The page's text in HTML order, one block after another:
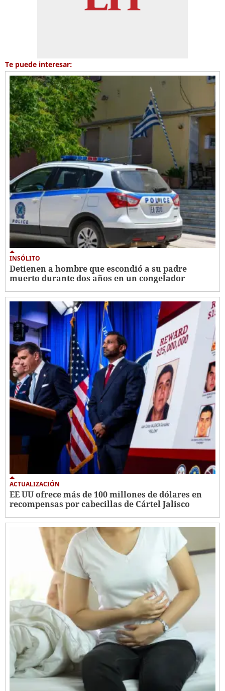
Te puede interesar:
INSÓLITO
Detienen a hombre que escondió a su padre
muerto durante dos años en un congelador
ACTUALIZACIÓN
EE UU ofrece más de 100 millones de dólares en
recompensas por cabecillas de Cártel Jalisco